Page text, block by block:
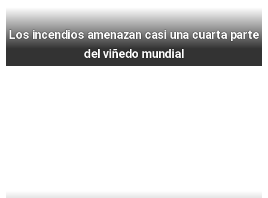
Los incendios amenazan casi una cuarta parte
del viñedo mundial